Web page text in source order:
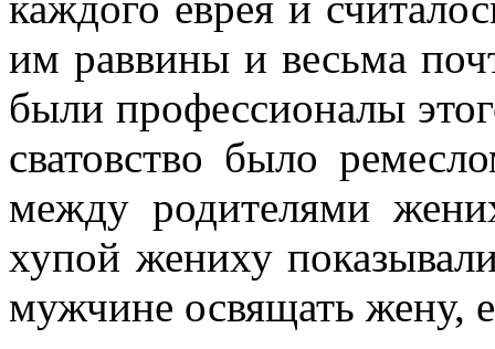
им раввины и весьма
были профессионалы
сватовство было
между родителями
хупой жениху
мужчине освящать жену,